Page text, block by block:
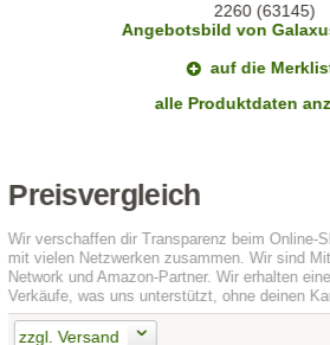
Angebotsbild von
auf die
alle Produktdaten
Preisvergleich
Wir verschaffen dir Transparenz beim Online-
mit vielen Netzwerken zusammen. Wir sind
Network und Amazon-Partner. Wir erhalten
Verkäufe, was uns unterstützt, ohne deinen
zzgl. Versand